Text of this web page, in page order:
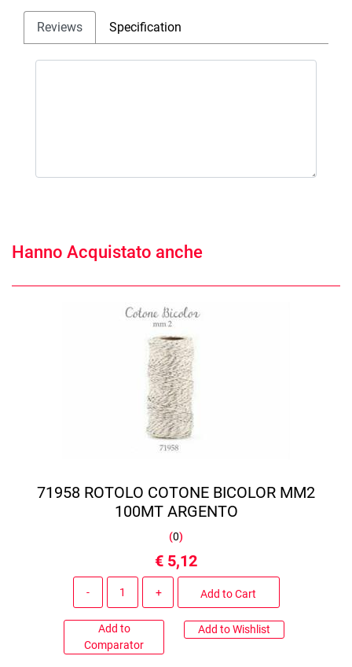
Reviews Specification
Hanno Acquistato anche
71958 ROTOLO COTONE BICOLOR MM2
100MT ARGENTO
(0)
€ 5,12
Add to Cart
Add to
Comparator
Add to Wishlist